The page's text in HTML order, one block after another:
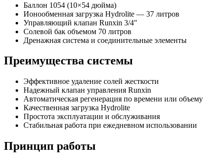
Баллон 1054 (10×54 дюйма)
Ионообменная загрузка Hydrolite — 37 литров
Управляющий клапан Runxin 3/4"
Солевой бак объемом 70 литров
Дренажная система и соединительные элементы
Преимущества системы
Эффективное удаление солей жесткости
Надежный клапан управления Runxin
Автоматическая регенерация по времени или объему
Качественная загрузка Hydrolite
Простота эксплуатации и обслуживания
Стабильная работа при ежедневном использовании
Принцип работы